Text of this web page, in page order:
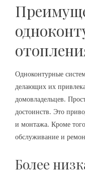
Одноконтурные
делающих их
домовладельцев.
достоинств. Это
и монтажа. Кроме
обслуживание и
Более